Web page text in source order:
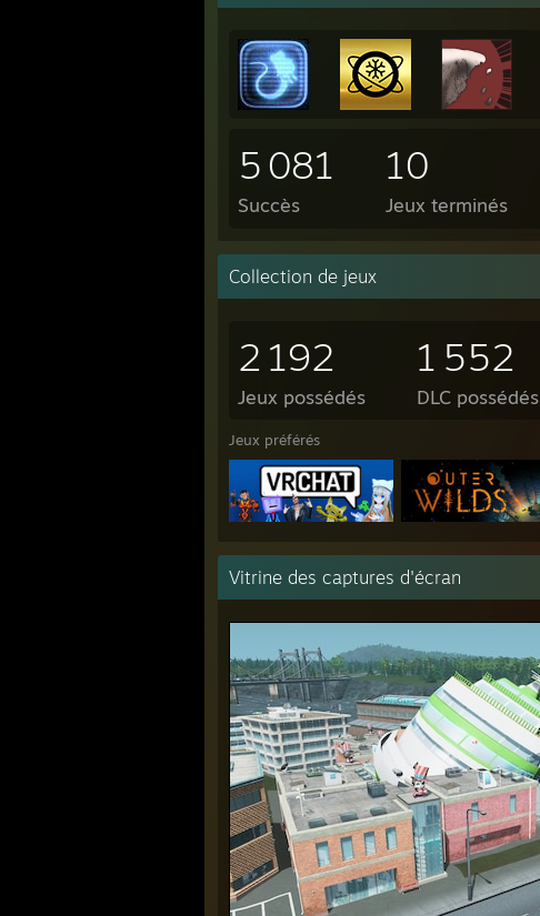
5 081
Succès
10
Jeux terminés
Collection de jeux
2 192
Jeux possédés
1 552
DLC possédés
Jeux préférés
Vitrine des captures d'écran